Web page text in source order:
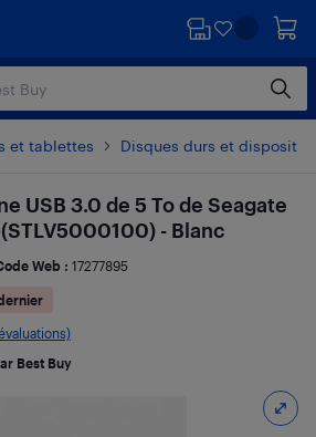
et tablettes Disques durs et
USB 3.0 de 5 To de Seagate
- Blanc
Web : 17277895
Best Buy